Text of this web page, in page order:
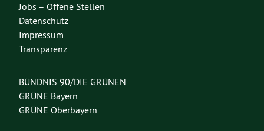
Jobs – Offene Stellen
Datenschutz
Impressum
Transparenz
BÜNDNIS 90/DIE GRÜNEN
GRÜNE Bayern
GRÜNE Oberbayern